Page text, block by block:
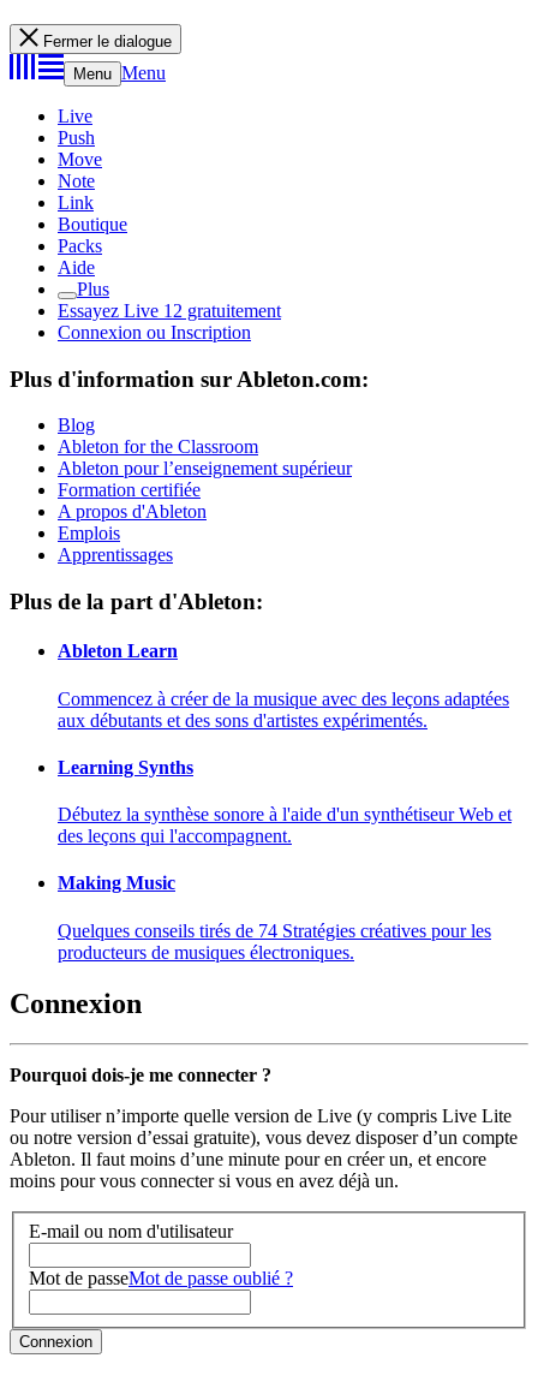
Fermer le dialogue
Menu Menu
Live
Push
Move
Note
Link
Boutique
Packs
Aide
Plus
Essayez Live 12 gratuitement
Connexion ou Inscription
Plus d'information sur Ableton.com:
Blog
Ableton for the Classroom
Ableton pour l’enseignement supérieur
Formation certifiée
A propos d'Ableton
Emplois
Apprentissages
Plus de la part d'Ableton:
Ableton Learn
Commencez à créer de la musique avec des leçons adaptées
aux débutants et des sons d'artistes expérimentés.
Learning Synths
Débutez la synthèse sonore à l'aide d'un synthétiseur Web et
des leçons qui l'accompagnent.
Making Music
Quelques conseils tirés de 74 Stratégies créatives pour les
producteurs de musiques électroniques.
Connexion
Pourquoi dois-je me connecter ?
Pour utiliser n’importe quelle version de Live (y compris Live Lite
ou notre version d’essai gratuite), vous devez disposer d’un compte
Ableton. Il faut moins d’une minute pour en créer un, et encore
moins pour vous connecter si vous en avez déjà un.
E-mail ou nom d'utilisateur
Mot de passeMot de passe oublié ?